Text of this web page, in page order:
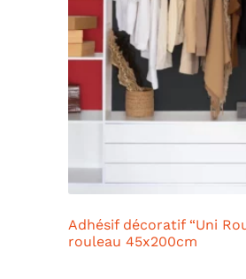
Adhésif décoratif “Uni
rouleau 45x200cm